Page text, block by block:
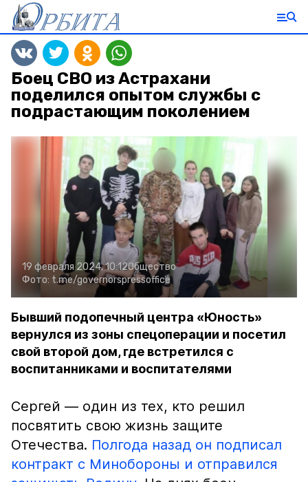
Боец СВО из Астрахани
поделился опытом службы с
подрастающим поколением
19 февраля 2024, 10:12Общество
Фото: t.me/governorspressoffice
Бывший подопечный центра «Юность»
вернулся из зоны спецоперации и посетил
свой второй дом, где встретился с
воспитанниками и воспитателями
Сергей — один из тех, кто решил
посвятить свою жизнь защите
Отечества. Полгода назад он подписал
контракт с Минобороны и отправился